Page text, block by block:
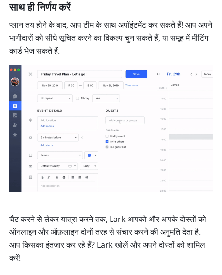
साथ ही निर्णय करें
प्लान तय होने के बाद, आप टीम के साथ अपॉइंटमेंट कर सकते हैं! आप अपने
भागीदारों को सीधे सूचित करने का विकल्प चुन सकते हैं, या समूह में मीटिंग
कार्ड भेज सकते हैं.
चैट करने से लेकर यात्रा करने तक, Lark आपको और आपके दोस्तों को
ऑनलाइन और ऑफ़लाइन दोनों तरह से संचार करने की अनुमति देता है.
आप किसका इंतज़ार कर रहे हैं? Lark खोलें और अपने दोस्तों को शामिल
करें!